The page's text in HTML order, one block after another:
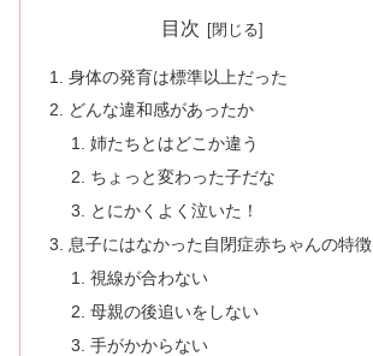
目次
身体の発育は標準以上だった
どんな違和感があったか
姉たちとはどこか違う
ちょっと変わった子だな
とにかくよく泣いた！
息子にはなかった自閉症赤ちゃんの特徴
視線が合わない
母親の後追いをしない
手がかからない